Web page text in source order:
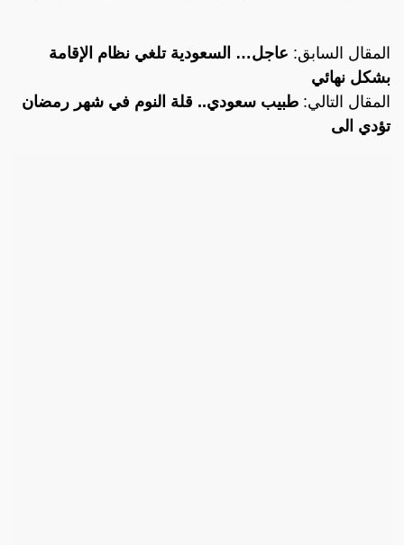
المقال السابق: عاجل… السعودية تلغي نظام الإقامة
بشكل نهائي
المقال التالي: طبيب سعودي.. قلة النوم في شهر رمضان
تؤدي الى